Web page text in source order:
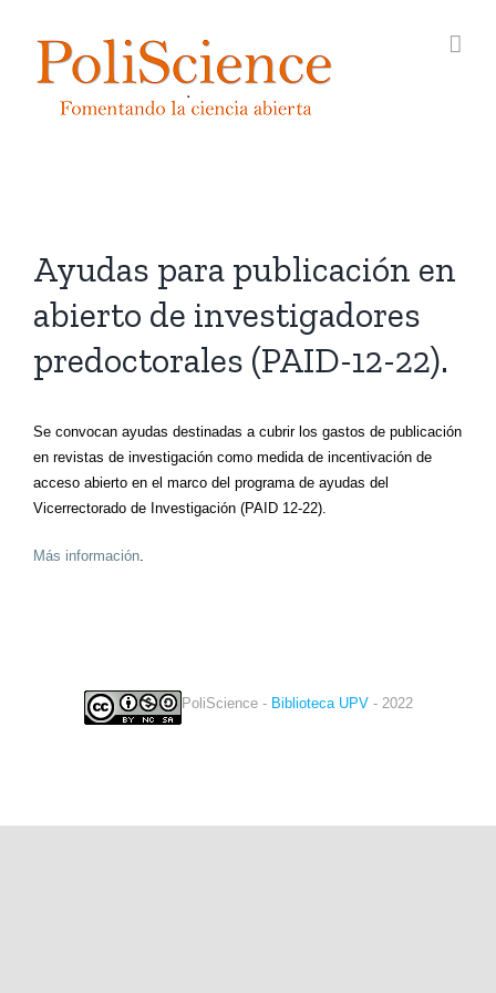
contenido
Ayudas para publicación en
abierto de investigadores
predoctorales (PAID-12-22).
Se convocan ayudas destinadas a cubrir los gastos de publicación
en revistas de investigación como medida de incentivación de
acceso abierto en el marco del programa de ayudas del
Vicerrectorado de Investigación (PAID 12-22).
Más información.
PoliScience - Biblioteca UPV- 2022